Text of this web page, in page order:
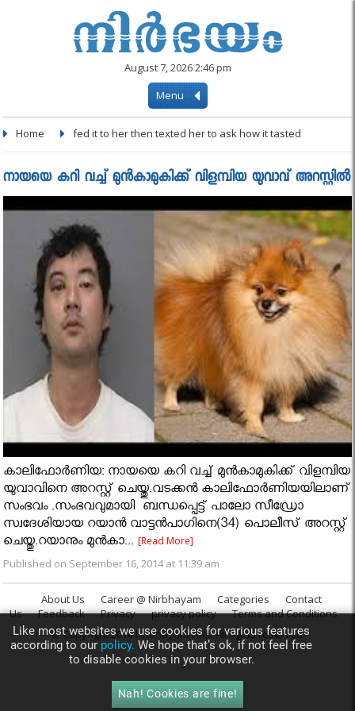
August 7, 2026 2:46 pm
Menu
Home fed it to her then texted her to ask how it tasted
നായയെ കറി വച്ച് മുൻകാമുകിക്ക് വിളമ്പിയ യുവാവ് അറസ്റ്റിൽ
കാലിഫോർണിയ: നായയെ കറി വച്ച് മുൻകാമുകിക്ക് വിളമ്പിയ
യുവാവിനെ അറസ്റ്റ് ചെയ്തു.വടക്കൻ കാലിഫോർണിയയിലാണ്
സംഭവം .സംഭവവുമായി ബന്ധപ്പെട്ട് പാലോ സീഡ്രോ
സ്വദേശിയായ റയാന്‍ വാട്ടന്‍പാഗിനെ(34) പൊലീസ് അറസ്റ്റ്
ചെയ്തു.റയാനും മുൻകാ...[Read More]
Published on September 16, 2014 at 11:39 am
About Us Career @ Nirbhayam Categories
Contact
Us
Feedback Privacy privacy policy
Terms and Conditions
© Copyright 2014Nirbhayam.com. All rights reserved.
Like most websites we use cookies for various features
according to our policy. We hope that’s ok, if not feel free
to disable cookies in your browser.
Nah! Cookies are fine!